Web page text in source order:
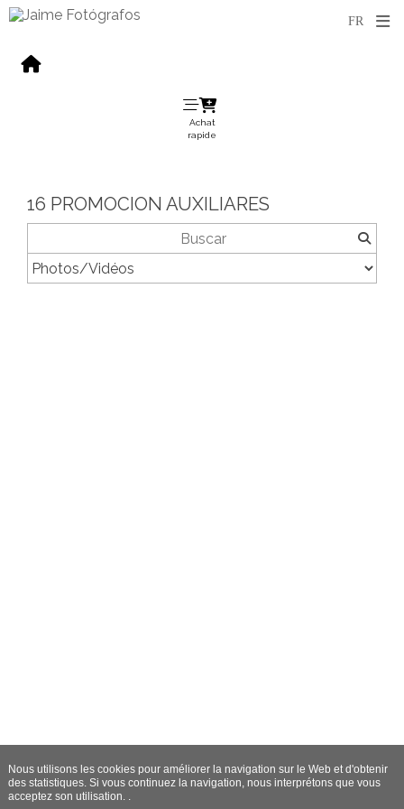
Achat
rapide
16 PROMOCION AUXILIARES
Nous utilisons les cookies pour améliorer la navigation sur le Web et d'obtenir
des statistiques. Si vous continuez la navigation, nous interprétons que vous
acceptez son utilisation. .